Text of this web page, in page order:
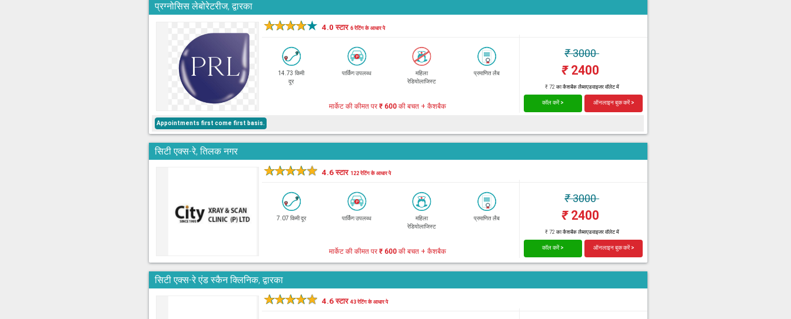
प्रग्नोसिस लेबोरेटरीज, द्वारका
★★★★★ 4.0 स्टार6 रेटिंग के आधार पे
14.73 किमी
दूर
पार्किंग उपलब्ध
महिला
रेडियोलाजिस्ट
प्रमाणित लैब
₹3000
₹2400
₹ 72 का कैशबैक लैब्सएडवाइजर वॉलेट में
मार्केट की कीमत पर₹ 600 की बचत + कैशबैक कॉल करें > ऑनलाइन बुक करें >
Appointments first come first basis.
सिटी एक्स-रे, तिलक नगर
★★★★★ 4.6 स्टार 122 रेटिंग के आधार पे
7.07 किमी दूर पार्किंग उपलब्ध
महिला
रेडियोलाजिस्ट
प्रमाणित लैब
₹3000
₹2400
₹ 72 का कैशबैक लैब्सएडवाइजर वॉलेट में
मार्केट की कीमत पर₹ 600 की बचत + कैशबैक कॉल करें > ऑनलाइन बुक करें >
सिटी एक्स-रे एंड स्कैन क्लिनिक, द्वारका
★★★★★ 4.6 स्टार43 रेटिंग के आधार पे